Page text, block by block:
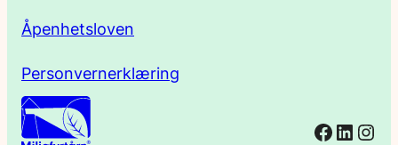
Åpenhetsloven
Personvernerklæring